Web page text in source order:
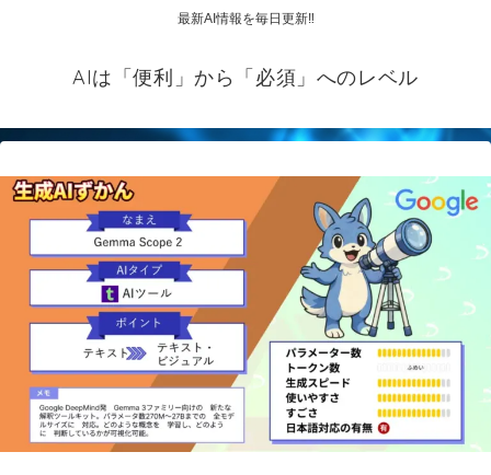
最新AI情報を毎日更新‼
AIは「便利」から「必須」へのレベル